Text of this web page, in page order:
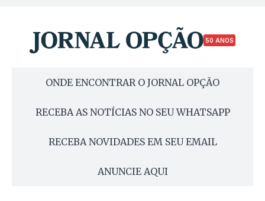
50 ANOS
ONDE ENCONTRAR O JORNAL OPÇÃO
RECEBA AS NOTÍCIAS NO SEU WHATSAPP
RECEBA NOVIDADES EM SEU EMAIL
ANUNCIE AQUI